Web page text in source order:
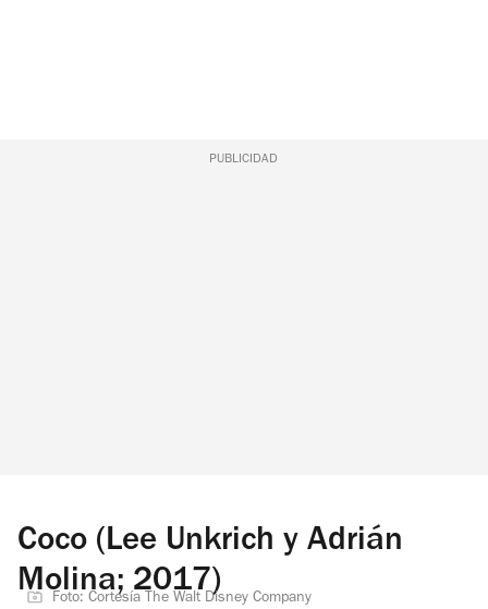
PUBLICIDAD
Coco (Lee Unkrich y Adrián
Molina; 2017)
Foto: Cortesía The Walt Disney Company